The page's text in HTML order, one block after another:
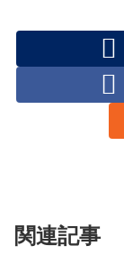
関連記事